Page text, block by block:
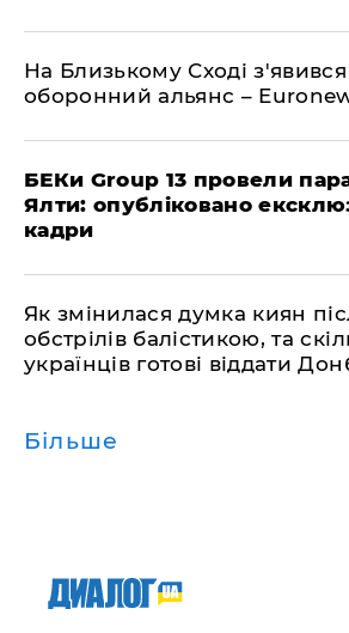
На Близькому Сході
оборонний альянс –
БЕКи Group 13 провели
Ялти: опубліковано
кадри
Як змінилася думка киян
обстрілів балістикою, та
українців готові віддати
Більше